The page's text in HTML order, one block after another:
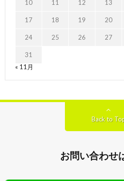
10 11 12 13
17 18 19 20
24 25 26 27
31
« 11月
Back to
お問い合わせ